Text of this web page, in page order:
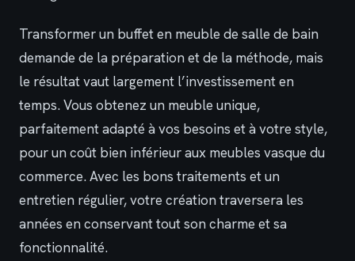
Transformer un buffet en meuble de salle de bain
demande de la préparation et de la méthode, mais
le résultat vaut largement l’investissement en
temps. Vous obtenez un meuble unique,
parfaitement adapté à vos besoins et à votre style,
pour un coût bien inférieur aux meubles vasque du
commerce. Avec les bons traitements et un
entretien régulier, votre création traversera les
années en conservant tout son charme et sa
fonctionnalité.